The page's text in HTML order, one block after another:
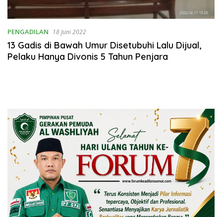
PENGADILAN 18 Juni 2022
13 Gadis di Bawah Umur Disetubuhi Lalu Dijual,
Pelaku Hanya Divonis 5 Tahun Penjara